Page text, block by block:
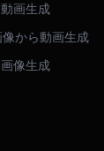
画生成
から動画生成
像生成